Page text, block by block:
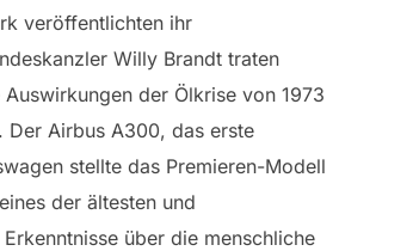
veröffentlichten ihr
Willy Brandt traten
der Ölkrise von 1973
Airbus A300, das erste
stellte das Premieren-Modell
der ältesten und
über die menschliche